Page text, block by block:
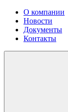
О компании
Новости
Документы
Контакты